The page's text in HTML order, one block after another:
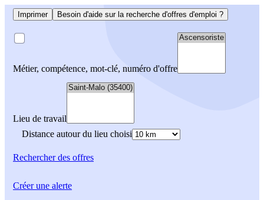
Imprimer Besoin d'aide sur la recherche d'offres d'emploi ?
Métier, compétence, mot-clé, numéro d'offre
Lieu de travail
Distance autour du lieu choisi
Rechercherdes offres
Créer une alerte